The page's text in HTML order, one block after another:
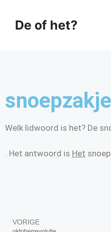
De of het?
snoepzakje
Welk lidwoord is het? De
. Het antwoord is Het
VORIGE